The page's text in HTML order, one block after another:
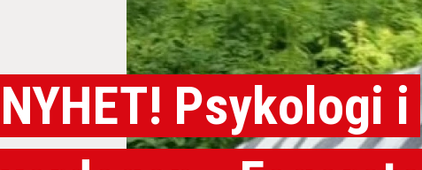
NYHET! Psykologi i